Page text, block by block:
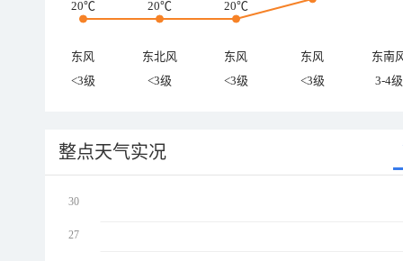
20℃ 20℃ 20℃
东风 东北风 东风 东风
东南
<3级
<3级 <3级 <3级 3-4级
整点天气实况
30
27